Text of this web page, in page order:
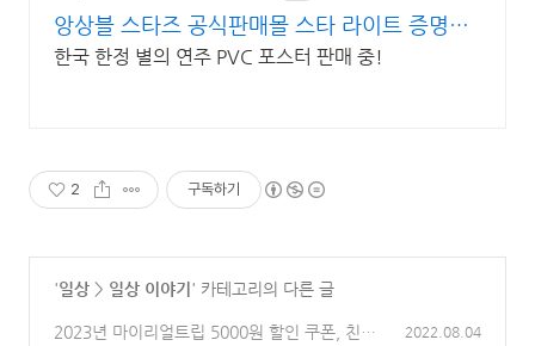
앙상블 스타즈 공식판매몰 스타 라이트 증명사
진 제2탄
한국 한정 별의 연주 PVC 포스터 판매 중!
2 구독하기
'일상 > 일상 이야기 ' 카테고리의 다른 글
2023년 마이리얼트립 5000원 할인 쿠폰, 친구
2022.08.04